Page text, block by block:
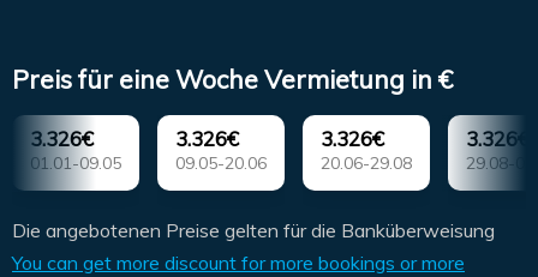
Preis für eine Woche Vermietung in €
3.326€
01.01-09.05
3.326€
09.05-20.06
3.326€
20.06-29.08
3.326€
29.08-
Die angebotenen Preise gelten für die Banküberweisung
You can get more discount for more bookings or more